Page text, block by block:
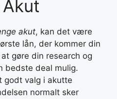
Akut
akut, kan det være
lån, der kommer din
gøre din research og
bedste deal mulig.
godt valg i akutte
normalt sker